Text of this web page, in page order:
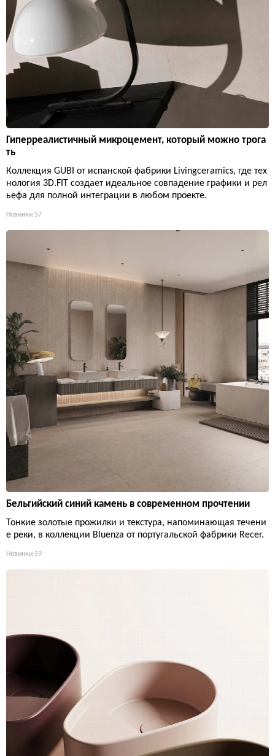
Гиперреалистичный микроцемент, который можно трога
ть
Коллекция GUBI от испанской фабрики Livingceramics, где тех
нология 3D.FIT создает идеальное совпадение графики и рел
ьефа для полной интеграции в любом проекте.
Новинки 57
Бельгийский синий камень в современном прочтении
Тонкие золотые прожилки и текстура, напоминающая течени
е реки, в коллекции Bluenza от португальской фабрики Recer.
Новинки 59